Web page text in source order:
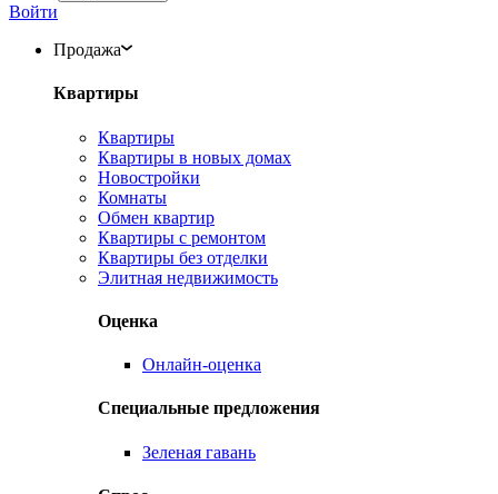
Войти
Продажа
Квартиры
Квартиры
Квартиры в новых домах
Новостройки
Комнаты
Обмен квартир
Квартиры с ремонтом
Квартиры без отделки
Элитная недвижимость
Оценка
Онлайн-оценка
Специальные предложения
Зеленая гавань